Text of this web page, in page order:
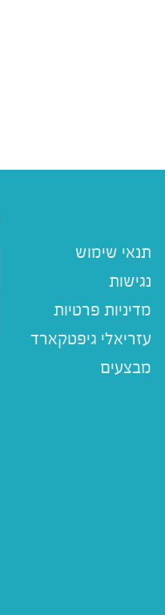
תנאי שימוש
נגישות
מדיניות פרטיות
עזריאלי גיפטקארד
מבצעים